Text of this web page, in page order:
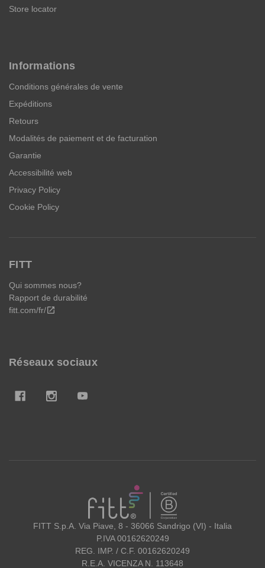
Store locator
Informations
Conditions générales de vente
Expéditions
Retours
Modalités de paiement et de facturation
Garantie
Accessibilité web
Privacy Policy
Cookie Policy
FITT
Qui sommes nous?
Rapport de durabilité
fitt.com/fr/open_in_new
Réseaux sociaux
FITT
FITT S.p.A. Via Piave, 8 - 36066 Sandrigo (VI) - Italia
P.IVA 00162620249
REG. IMP. / C.F. 00162620249
R.E.A. VICENZA N. 113648